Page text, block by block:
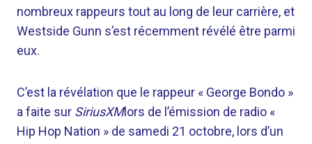
nombreux rappeurs tout au long de leur carrière, et
Westside Gunn s’est récemment révélé être parmi
eux.
C’est la révélation que le rappeur « George Bondo »
a faite sur SiriusXMlors de l’émission de radio «
Hip Hop Nation » de samedi 21 octobre, lors d’un